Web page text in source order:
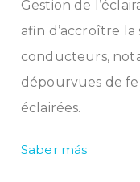
Gestion de
afin d’accroître
conducteurs,
dépourvues de
éclairées.
Saber más